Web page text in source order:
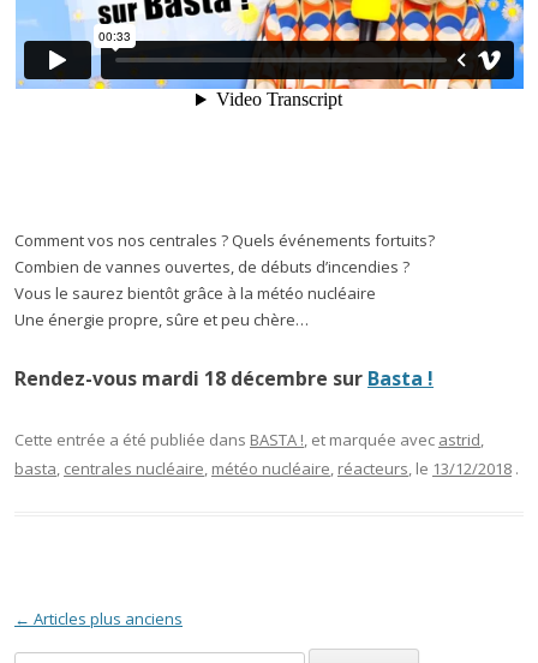
Comment vos nos centrales ? Quels événements fortuits?
Combien de vannes ouvertes, de débuts d’incendies ?
Vous le saurez bientôt grâce à la météo nucléaire
Une énergie propre, sûre et peu chère…
Rendez-vous mardi 18 décembre sur Basta !
Cette entrée a été publiée dans BASTA !, et marquée avec astrid,
basta, centrales nucléaire, météo nucléaire, réacteurs, le 13/12/2018 .
Navigation des articles
← Articles plus anciens